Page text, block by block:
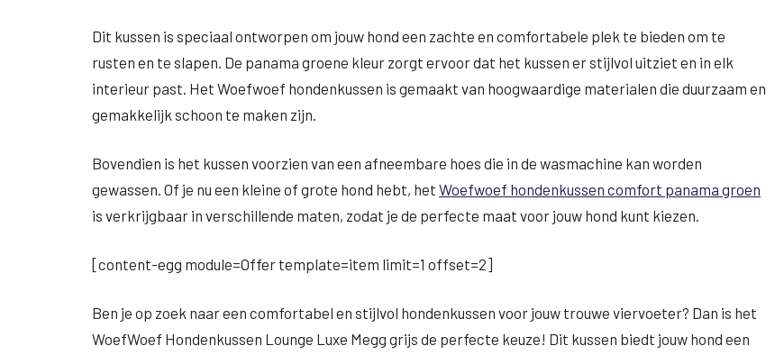
Dit kussen is speciaal ontworpen om jouw hond een zachte en comfortabele plek te bieden om te
rusten en te slapen. De panama groene kleur zorgt ervoor dat het kussen er stijlvol uitziet en in elk
interieur past. Het Woefwoef hondenkussen is gemaakt van hoogwaardige materialen die duurzaam en
gemakkelijk schoon te maken zijn.
Bovendien is het kussen voorzien van een afneembare hoes die in de wasmachine kan worden
gewassen. Of je nu een kleine of grote hond hebt, het Woefwoef hondenkussen comfort panama groen
is verkrijgbaar in verschillende maten, zodat je de perfecte maat voor jouw hond kunt kiezen.
[content-egg module=Offer template=item limit=1 offset=2]
Ben je op zoek naar een comfortabel en stijlvol hondenkussen voor jouw trouwe viervoeter? Dan is het
WoefWoef Hondenkussen Lounge Luxe Megg grijs de perfecte keuze! Dit kussen biedt jouw hond een